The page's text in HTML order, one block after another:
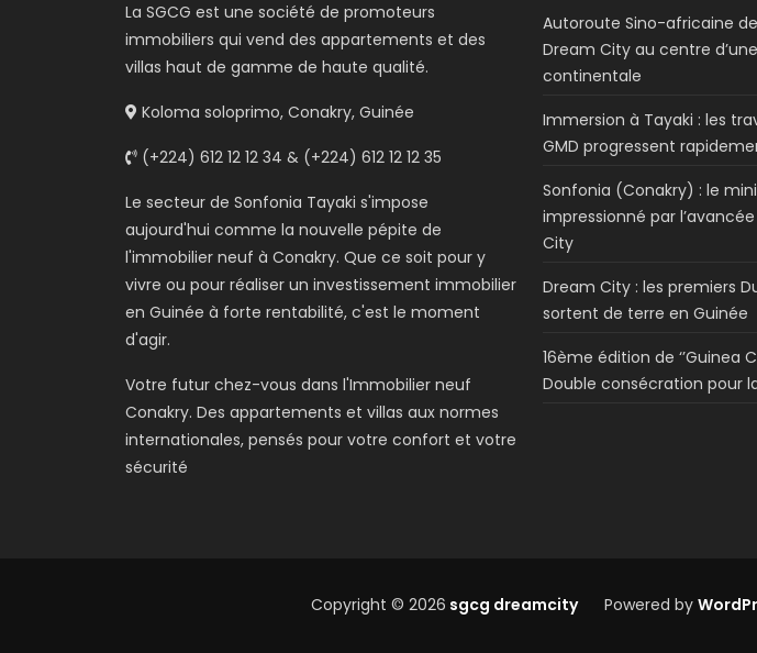
La SGCG est une société de promoteurs
immobiliers qui vend des appartements et des
villas haut de gamme de haute qualité.
Koloma soloprimo, Conakry, Guinée
(+224) 612 12 12 34 & (+224) 612 12 12 35
Le secteur de Sonfonia Tayaki s'impose
aujourd'hui comme la nouvelle pépite de
l'immobilier neuf à Conakry. Que ce soit pour y
vivre ou pour réaliser un investissement immobilier
en Guinée à forte rentabilité, c'est le moment
d'agir.
Votre futur chez-vous dans l'Immobilier neuf
Conakry. Des appartements et villas aux normes
internationales, pensés pour votre confort et votre
sécurité
Autoroute Sino-africaine
Dream City au centre
continentale
Immersion à Tayaki : les
GMD progressent
Sonfonia (Conakry) : le
impressionné par
City
Dream City : les premiers
sortent de terre en Guinée
16ème édition de ‘’Guinea
Double consécration pour
Copyright © 2026 sgcg dreamcity Powered by